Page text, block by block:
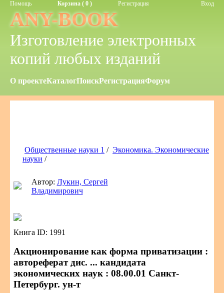
Помощь Корзина ( 0 ) Регистрация Вход
ANY-BOOK
Изготовление электронных
копий любых изданий
О проектеКаталогПоискРегистрацияФорум
Общественные науки 1 / Экономика. Экономические
науки /
Автор: Лукин, Сергей
Владимирович
Книга ID: 1991
Акционирование как форма приватизации :
автореферат дис. ... кандидата
экономических наук : 08.00.01 Санкт-
Петербург. ун-т